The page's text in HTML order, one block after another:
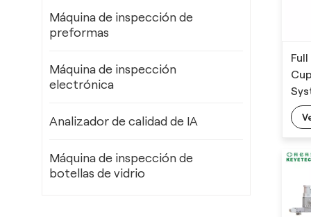
AI
Máquina de inspección de
preformas
Máquina de inspección
electrónica
Analizador de calidad de IA
Máquina de inspección de
botellas de vidrio